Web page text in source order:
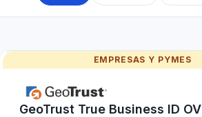
EMPRESAS Y PYMES
GeoTrust True Business ID OV